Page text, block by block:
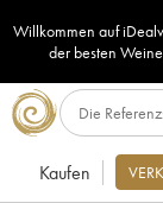
Willkommen auf
der besten
Kaufen